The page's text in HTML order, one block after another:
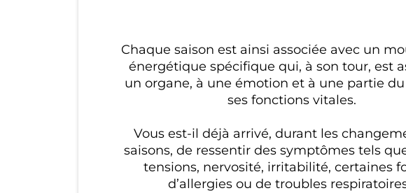
Chaque saison est ainsi associée avec un
énergétique spécifique qui, à son tour, est
un organe, à une émotion et à une partie
ses fonctions vitales.
Vous est-il déjà arrivé, durant les
saisons, de ressentir des symptômes tels
tensions, nervosité, irritabilité, certaines
d’allergies ou de troubles